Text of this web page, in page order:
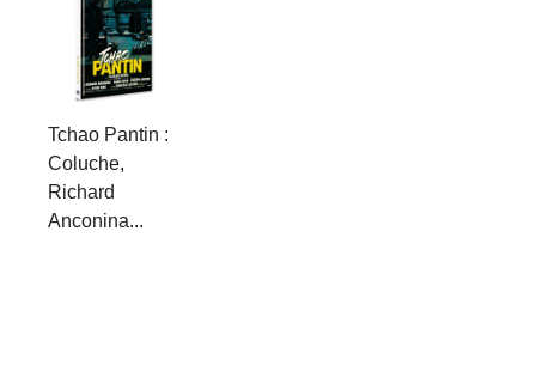
Tchao Pantin :
Coluche,
Richard
Anconina...